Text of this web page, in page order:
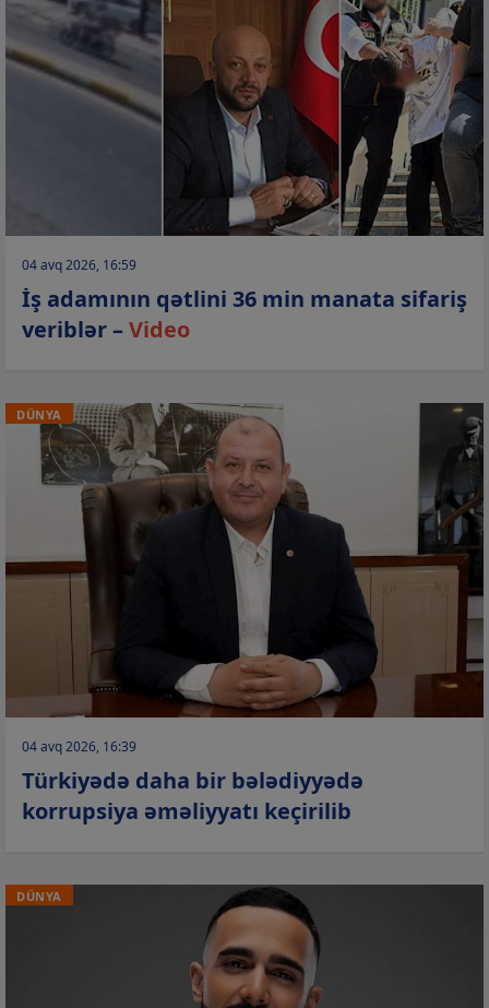
04 avq 2026, 16:59
İş adamının qətlini 36 min manata sifariş
veriblər –Video
DÜNYA
04 avq 2026, 16:39
Türkiyədə daha bir bələdiyyədə
korrupsiya əməliyyatı keçirilib
DÜNYA